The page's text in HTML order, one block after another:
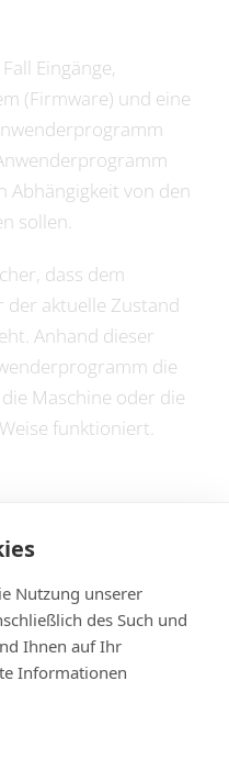
Nutzung unserer
des Such und
Ihnen auf Ihr
Informationen
Eingänge,
(Firmware) und eine
Abhängigkeit von den
sollen.
dass dem
aktuelle Zustand
Anhand dieser
die
Maschine oder die
funktioniert.